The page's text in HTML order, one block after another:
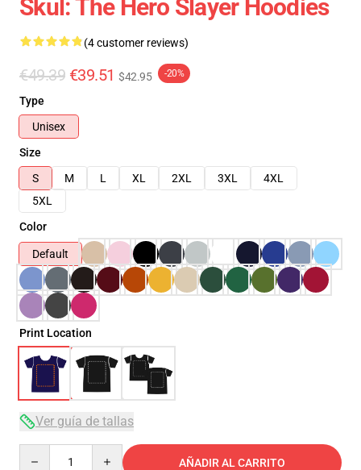
Skul: The Hero Slayer Hoodies
(4 customer reviews)
€49.39 €39.51 $42.95 -20%
Type
Unisex
Size
S
M L XL 2XL 3XL
4XL
5XL
Color
Default
Print Location
Ver guía de tallas
AÑADIR AL CARRITO